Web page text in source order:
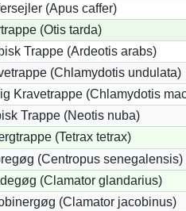
(Apus caffer)
(Otis tarda)
Trappe (Ardeotis arabs)
(Chlamydotis undulata)
Kravetrappe (Chlamydotis
Trappe (Neotis nuba)
(Tetrax tetrax)
(Centropus senegalensis)
(Clamator glandarius)
(Clamator jacobinus)